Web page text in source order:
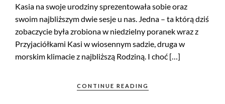
Kasia na swoje urodziny sprezentowała sobie oraz
swoim najbliższym dwie sesje u nas. Jedna – ta którą dziś
zobaczycie była zrobiona w niedzielny poranek wraz z
Przyjaciółkami Kasi w wiosennym sadzie, druga w
morskim klimacie z najbliższą Rodziną. I choć […]
CONTINUE READING